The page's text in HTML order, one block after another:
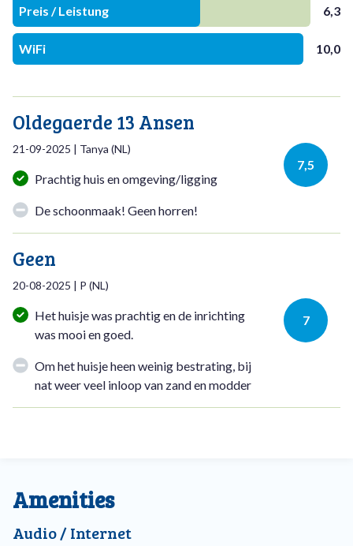
Preis / Leistung 6,3
WiFi 10,0
Oldegaerde 13 Ansen
21-09-2025 | Tanya (NL)
7,5
Prachtig huis en omgeving/ligging
De schoonmaak! Geen horren!
Geen
20-08-2025 | P (NL)
7
Het huisje was prachtig en de inrichting
was mooi en goed.
Om het huisje heen weinig bestrating, bij
nat weer veel inloop van zand en modder
Amenities
Audio / Internet